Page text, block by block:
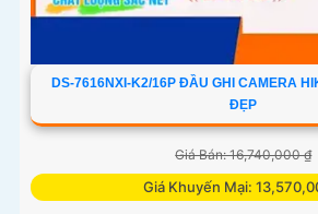
DS-7616NXI-K2/16P ĐẦU GHI CAMERA
ĐẸP
Giá Bán: 16,740,000 ₫
Giá Khuyến Mại: